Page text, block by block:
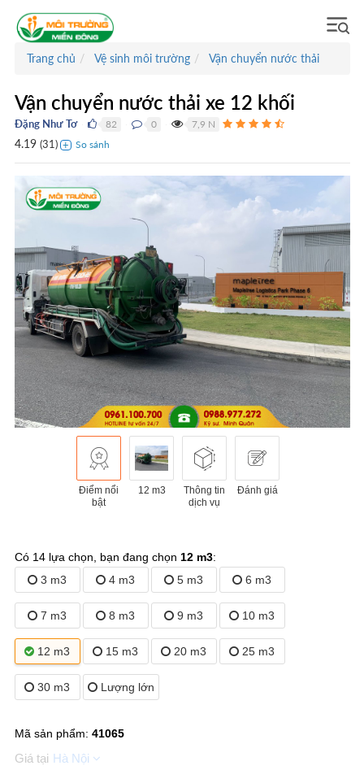
Trang chủ Vệ sinh môi trường Vận chuyển nước thải
Vận chuyển nước thải xe 12 khối
Đặng Như Tơ 82 0 7,9 N
4.19 (31)
Điểm nổi
bật
12 m3
Thông tin
dịch vụ
Đánh giá
Có 14 lựa chọn, bạn đang chọn 12 m3:
3 m3
4 m3 5 m3 6 m3
7 m3 8 m3 9 m3 10 m3
12 m3 15 m3 20 m3 25 m3
30 m3 Lượng lớn
Mã sản phẩm: 41065
Hà Nội